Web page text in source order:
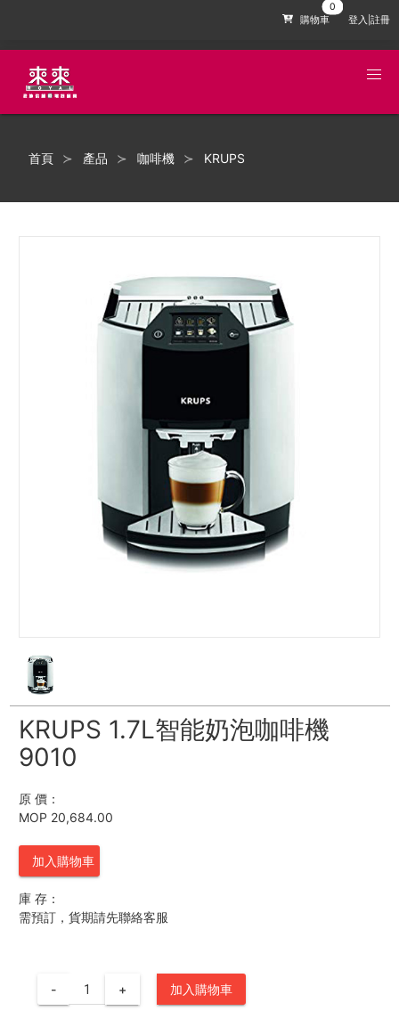
購物車 登入|註冊
首頁 產品 咖啡機 KRUPS
KRUPS 1.7L智能奶泡咖啡機
9010
原 價：
MOP 20,684.00
加入購物車
庫 存：
需預訂，貨期請先聯絡客服
- + 加入購物車